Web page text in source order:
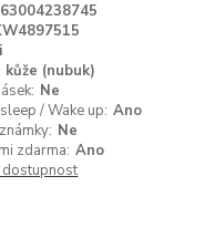
kůže (nubuk)
Ne
/ Wake up: Ano
Ne
zdarma: Ano
dostupnost